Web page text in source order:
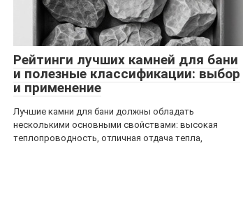
Рейтинги лучших камней для бани
и полезные классификации: выбор
и применение
Лучшие камни для бани должны обладать
несколькими основными свойствами: высокая
теплопроводность, отличная отдача тепла,